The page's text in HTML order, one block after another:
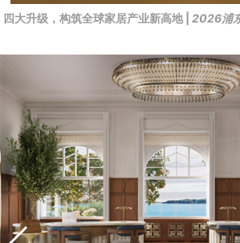
四大升级，构筑全球家居产业新高地 | 2026浦